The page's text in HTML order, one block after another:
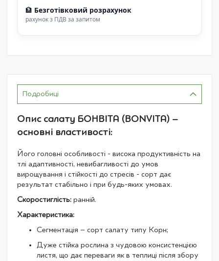
🏦 Безготівковий розрахунок
рахунок з ПДВ за запитом
Подробиці
Опис салату БОНВІТА (BONVITA) –
основні властивості:
Його головні особливості - висока продуктивність на
тлі адаптивності, невибагливості до умов
вирощування і стійкості до стресів - сорт дає
результат стабільно і при будь-яких умовах.
Скоростиглість: ранній.
Характеристика:
Сегментація – сорт салату типу Корн;
Дуже стійка рослина з чудовою консистенцією
листя, що дає переваги як в теплиці після збору